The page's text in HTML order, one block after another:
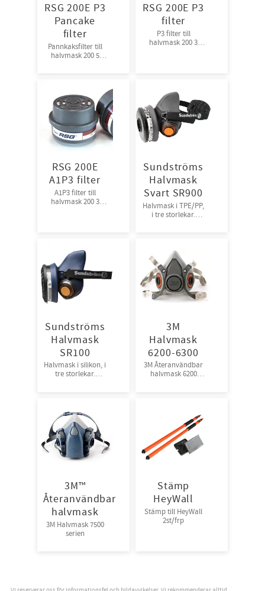
RSG 200E P3
Pancake
filter
Pannkaksfilter till
halvmask 200 5
RSG 200E P3
filter
P3 filter till
halvmask 200 3
RSG 200E
A1P3 filter
A1P3 filter till
halvmask 200 3
Sundströms
Halvmask
Svart SR900
Halvmask i TPE/PP,
i tre storlekar.
Sundströms
Halvmask
SR100
Halvmask i silikon, i
tre storlekar.
3M
Halvmask
6200-6300
3M Återanvändbar
halvmask 6200
3M™
Återanvändbar
halvmask
3M Halvmask 7500
serien
Stämp
HeyWall
Stämp till HeyWall
2st/frp